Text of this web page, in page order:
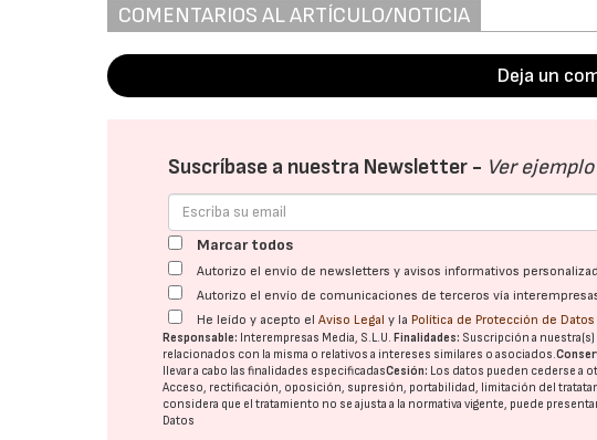
COMENTARIOS AL ARTÍCULO/NOTICIA
Deja un
Suscríbase a nuestra Newsletter - Ver ejemplo
Marcar todos
Autorizo el envío de newsletters y avisos informativos
Autorizo el envío de comunicaciones de terceros vía
He leído y acepto elAviso Legal y la Política de Protección de Datos
Responsable: Interempresas Media, S.L.U.Finalidades: Suscripción a
relacionados con la misma o relativos a intereses similares o asociados.
llevar a cabo las finalidades especificadasCesión: Los datos pueden cederse a
Acceso, rectificación, oposición, supresión, portabilidad, limitación del
considera que el tratamiento no se ajusta a la normativa vigente, puede
Datos